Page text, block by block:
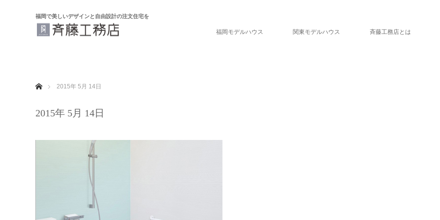
福岡で美しいデザインと自由設計の注文住宅を
福岡モデルハウス 関東モデルハウス 斉藤工務店とは
2015年 5月 14日
2015年 5月 14日